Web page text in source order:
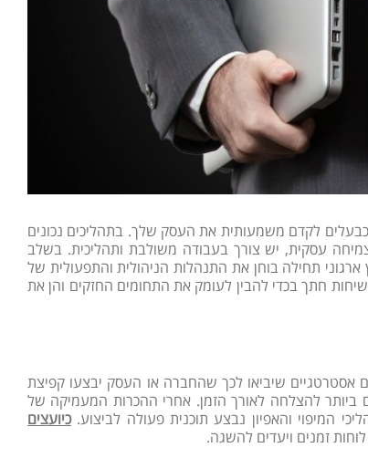
וכבעלים לקדם משמעותית את העסק שלך. בתהליכים נכונים
עסקית, יש צורך בעבודה משולבת ותהליכית. בשלב
ארגוני תחילה בוחן את התנהלות הניהולית והתפעולית של
חתך בכדי להבין לעומק את התחומים החזקים והן את
אסטרטגיים שיביאו לכך שהחברה או העסק יבצעו קפיצת
ביותר להצלחה לאורך הזמן. אחרי ההכרות המעמיקה של
המיפוי והאפיון נבצע תוכנית פעולה לביצוע.כיועצים
זמנים ויעדים להשגה.